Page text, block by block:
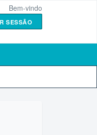
Bem-vindo
SESSÃO